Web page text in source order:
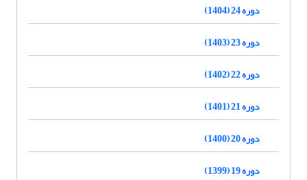
دوره 24 (1404)
دوره 23 (1403)
دوره 22 (1402)
دوره 21 (1401)
دوره 20 (1400)
دوره 19 (1399)